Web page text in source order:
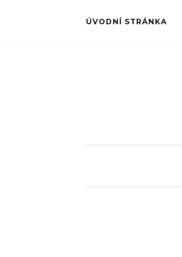
ÚVODNÍ STRÁNKA